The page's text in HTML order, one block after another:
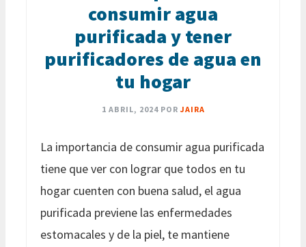
consumir agua
purificada y tener
purificadores de agua en
tu hogar
1 ABRIL, 2024 POR JAIRA
La importancia de consumir agua purificada
tiene que ver con lograr que todos en tu
hogar cuenten con buena salud, el agua
purificada previene las enfermedades
estomacales y de la piel, te mantiene